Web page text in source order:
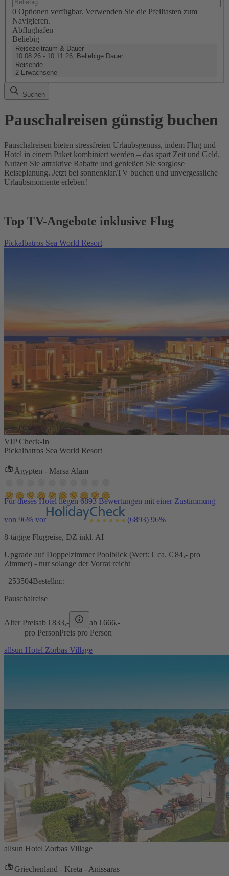
0 Optionen verfügbar. Verwenden Sie die Pfeiltasten zum
Navigieren.
Abflughafen
Beliebig
Reisezeitraum & Dauer
10.08.26 - 10.11.26, Beliebige Dauer
Reisende
2 Erwachsene
Suchen
Pauschalreisen günstig buchen
Pauschalreisen bieten stressfreien Urlaubsgenuss, indem Flug und
Hotel in einem Paket kombiniert werden – das spart Zeit und Geld.
Nutzen Sie attraktive Rabatte und genießen Sie sorglose
Reiseplanung. Jetzt bei sonnenklar.TV buchen und unvergessliche
Urlaubsmomente erleben!
Top TV-Angebote inklusive Flug
Pickalbatros Sea World Resort
VIP Check-In
Pickalbatros Sea World Resort
Ägypten - Marsa Alam
Für dieses Hotel liegen 6893 Bewertungen mit einer Zustimmung
von 96% vor (6893) 96%
8-tägige Flugreise, DZ inkl. AI
Upgrade auf Doppelzimmer Poolblick (Wert: € ca. € 84,- pro
Zimmer) - nur solange der Vorrat reicht
253504Bestellnr.:
Pauschalreise
Alter Preisab €833,- ab €666,-
pro PersonPreis pro Person
allsun Hotel Zorbas Village
allsun Hotel Zorbas Village
Griechenland - Kreta - Anissaras